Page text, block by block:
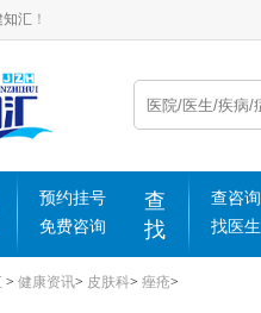
知汇 ！
预约挂号
免费咨询
查
找
查咨询
找医生
> 健康资讯> 皮肤科> 痤疮>